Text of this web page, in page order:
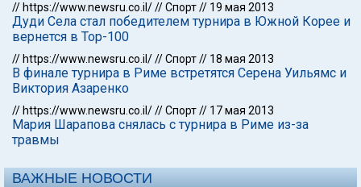
// https://www.newsru.co.il///Спорт// 19 мая 2013
Дуди Села стал победителем турнира в Южной Корее и
вернется в Тор-100
// https://www.newsru.co.il///Спорт// 18 мая 2013
В финале турнира в Риме встретятся Серена Уильямс и
Виктория Азаренко
// https://www.newsru.co.il///Спорт// 17 мая 2013
Мария Шарапова снялась с турнира в Риме из-за
травмы
ВАЖНЫЕ НОВОСТИ